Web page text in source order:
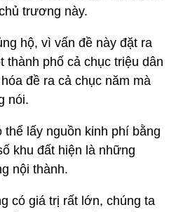
trương này.
hộ, vì vấn đề này đặt ra
thành phố cả chục triệu dân
đề ra cả chục năm mà
nói.
thể lấy nguồn kinh phí bằng
khu đất hiện là những
nội thành.
có giá trị rất lớn, chúng ta